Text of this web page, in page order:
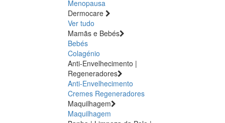
Menopausa
Dermocare
Ver tudo
Mamãs e Bebés
Bebés
Colagénio
Anti-Envelhecimento |
Regeneradores
Anti-Envelhecimento
Cremes Regeneradores
Maquilhagem
Maquilhagem